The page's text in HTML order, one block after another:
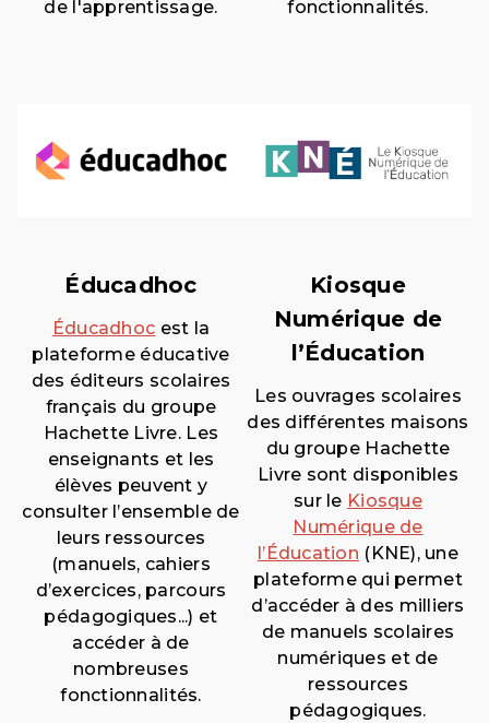
de l'apprentissage.
fonctionnalités.
Éducadhoc
Éducadhoc est la
plateforme éducative
des éditeurs scolaires
français du groupe
Hachette Livre. Les
enseignants et les
élèves peuvent y
consulter l’ensemble de
leurs ressources
(manuels, cahiers
d’exercices, parcours
pédagogiques...) et
accéder à de
nombreuses
fonctionnalités.
Kiosque
Numérique de
l’Éducation
Les ouvrages scolaires
des différentes maisons
du groupe Hachette
Livre sont disponibles
sur le Kiosque
Numérique de
l’Éducation (KNE), une
plateforme qui permet
d’accéder à des milliers
de manuels scolaires
numériques et de
ressources
pédagogiques.